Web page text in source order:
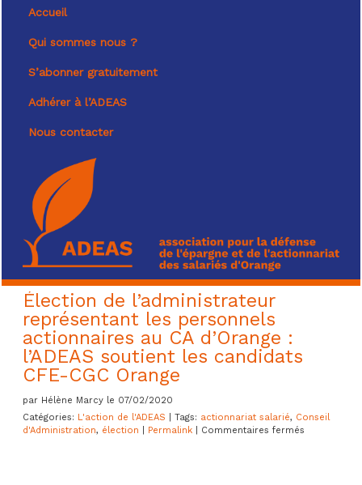
Accueil
Qui sommes nous ?
S’abonner gratuitement
Adhérer à l’ADEAS
Nous contacter
Élection de l’administrateur
représentant les personnels
actionnaires au CA d’Orange :
l’ADEAS soutient les candidats
CFE-CGC Orange
par Hélène Marcy le 07/02/2020
Catégories: L'action de l'ADEAS | Tags: actionnariat salarié, Conseil
d'Administration, élection Permalink Commentaires fermés